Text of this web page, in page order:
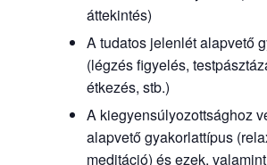
áttekintés)
A tudatos jelenlét alapvető
(légzés figyelés,
étkezés, stb.)
A kiegyensúlyozottsághoz
alapvető gyakorlattípus
meditáció) és ezek,